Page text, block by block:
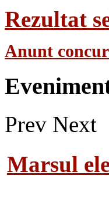
Rezultat
Anunt
Prev Next
Marsul